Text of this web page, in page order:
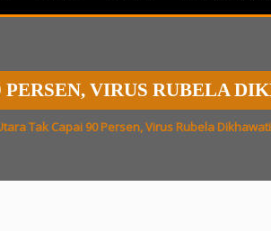
VIRUS RUBELA
Tak Capai 90 Persen, Virus Rubela